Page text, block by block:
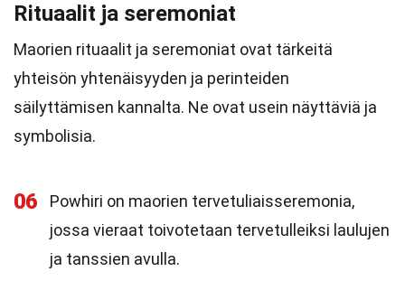
Rituaalit ja seremoniat
Maorien rituaalit ja seremoniat ovat tärkeitä
yhteisön yhtenäisyyden ja perinteiden
säilyttämisen kannalta. Ne ovat usein näyttäviä ja
symbolisia.
06
Powhiri on maorien tervetuliaisseremonia,
jossa vieraat toivotetaan tervetulleiksi laulujen
ja tanssien avulla.